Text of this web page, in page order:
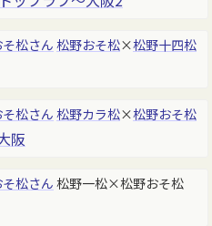
そ松さん松野おそ松×松野十四松
そ松さん松野カラ松×松野おそ松
阪
そ松さん松野一松×松野おそ松